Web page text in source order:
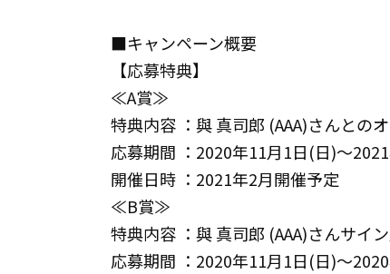
■キャンペーン概要
【応募特典】
≪A賞≫
特典内容 ：與 真司郎 (AAA)さんとの
応募期間 ：2020年11月1日(日)～
開催日時 ：2021年2月開催予定
≪B賞≫
特典内容 ：與 真司郎 (AAA)さんサイ
応募期間 ：2020年11月1日(日)～